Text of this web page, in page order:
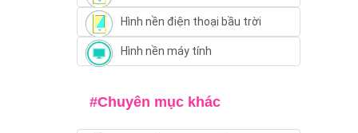
Hình nền điện thoại bầu trời
Hình nền máy tính
#Chuyên mục khác